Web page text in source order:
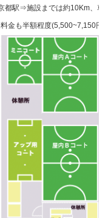
都駅⇒施設までは約10Km、車
金も半額程度(5,500~7,150円/